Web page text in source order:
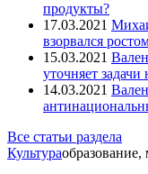
продукты?
17.03.2021
взорвался
15.03.2021
уточняет
14.03.2021
Все статьи раздела
Культураобразование,